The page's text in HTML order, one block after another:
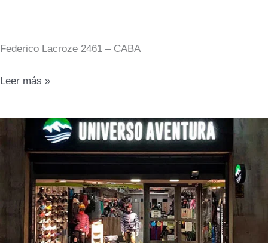
Federico Lacroze 2461 – CABA
UNIVERSO
Leer más »